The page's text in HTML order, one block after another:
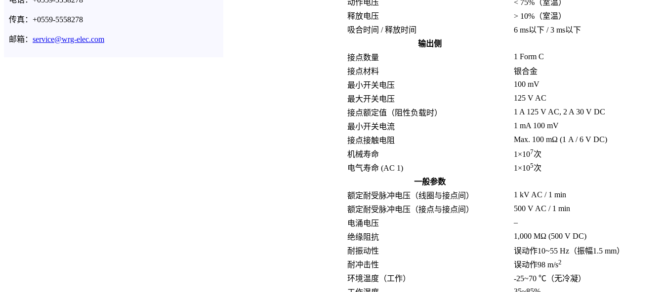
动作电压
< 75%（室温）
释放电压
> 10%（室温）
吸合时间 / 释放时间
6 ms以下 / 3 ms以下
输出侧
接点数量
1 Form C
接点材料
银合金
最小开关电压
100 mV
最大开关电压
125 V AC
接点额定值（阻性负载时）
1 A 125 V AC, 2 A 30 V DC
最小开关电流
1 mA 100 mV
接点接触电阻
Max. 100 mΩ (1 A / 6 V DC)
机械寿命
1×107次
电气寿命 (AC 1)
1×105次
一般参数
额定耐受脉冲电压（线圈与接点间）
1 kV AC / 1 min
额定耐受脉冲电压（接点与接点间）
500 V AC / 1 min
电涌电压
–
绝缘阻抗
1,000 MΩ (500 V DC)
耐振动性
误动作10~55 Hz（振幅1.5 mm）
耐冲击性
误动作98 m/s2
环境温度（工作）
-25~70 ℃（无冷凝）
传真：+0559-5558278
邮箱： service@wrg-elec.com